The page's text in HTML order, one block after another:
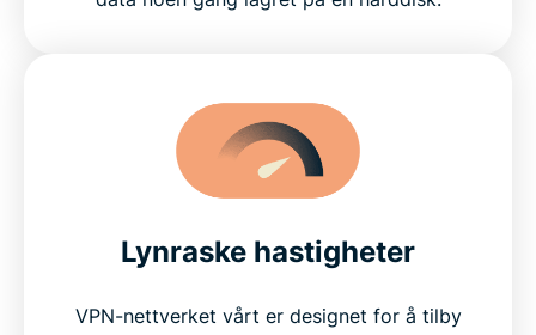
Lynraske hastigheter
VPN-nettverket vårt er designet for å tilby